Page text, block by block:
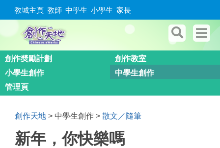
教城主頁 教師 中學生 小學生 家長
創作奬勵計劃
創作教室
小學生創作
中學生創作
管理頁
創作天地 > 中學生創作 > 散文／隨筆
新年，你快樂嗎